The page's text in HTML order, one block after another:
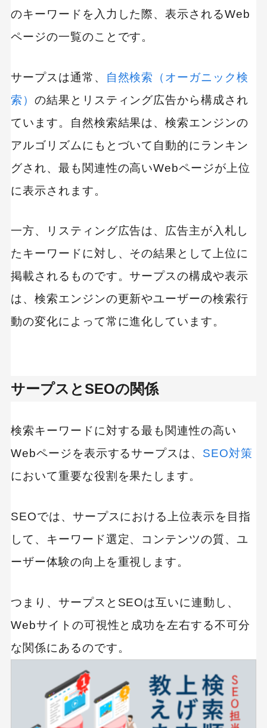
人気のキーワード
Googleアナリティクス
Google広告
のキーワードを入力した際、表示されるWeb
ページの一覧のことです。
サープスは通常、
自然検索（オーガニック検
索） の結果とリスティング広告から構成され
ています。自然検索結果は、検索エンジンの
アルゴリズムにもとづいて自動的にランキン
グされ、最も関連性の高いWebページが上位
に表示されます。
一方、リスティング広告は、広告主が入札し
たキーワードに対し、その結果として上位に
掲載されるものです。サープスの構成や表示
は、検索エンジンの更新やユーザーの検索行
動の変化によって常に進化しています。
サープスとSEOの関係
検索キーワードに対する最も関連性の高い
Webページを表示するサープスは、 SEO対策
において重要な役割を果たします。
SEOでは、サープスにおける上位表示を目指
して、キーワード選定、コンテンツの質、ユ
ーザー体験の向上を重視します。
つまり、サープスとSEOは互いに連動し、
Webサイトの可視性と成功を左右する不可分
な関係にあるのです。